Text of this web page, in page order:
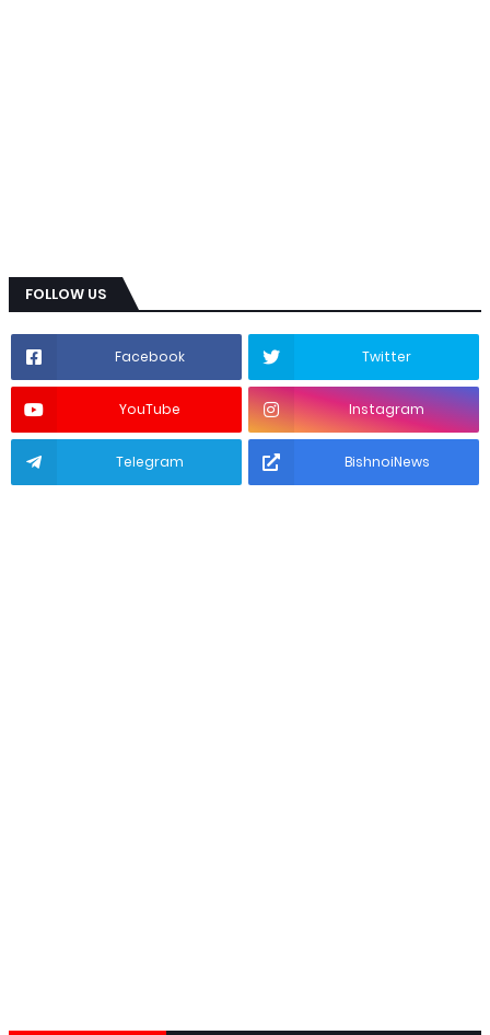
FOLLOW US
Facebook Twitter
YouTube Instagram
Telegram BishnoiNews